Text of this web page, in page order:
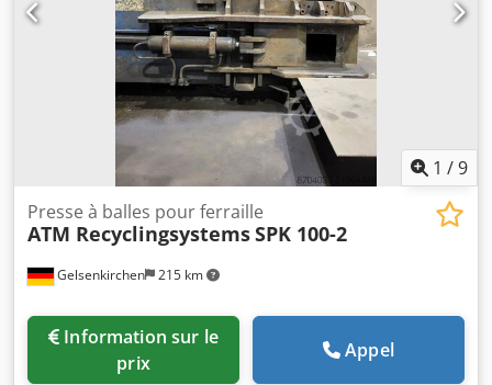
1 /9
Gelsenkirchen 215 km
Presse à balles pour ferraille
ATM RecyclingsystemsSPK 100-2
prix
Appel